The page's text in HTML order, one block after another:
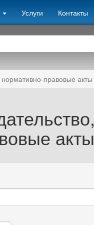
Услуги Контакты
правовые акты
акты